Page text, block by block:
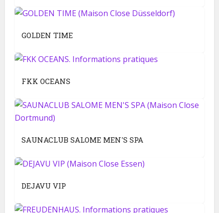
GOLDEN TIME
FKK OCEANS
SAUNACLUB SALOME MEN'S SPA
DEJAVU VIP